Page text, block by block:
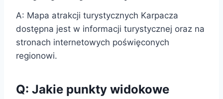
A: Mapa atrakcji turystycznych Karpacza
dostępna jest w informacji turystycznej oraz na
stronach internetowych poświęconych
regionowi.
Q: Jakie punkty widokowe